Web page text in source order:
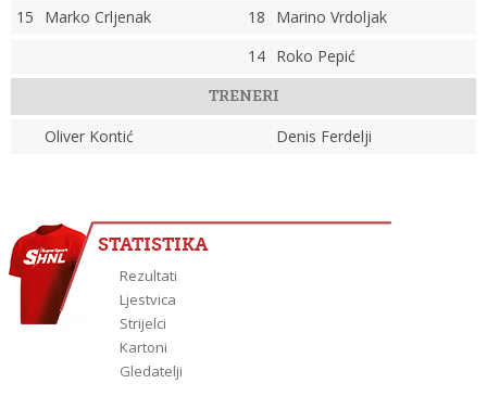
15
Marko Crljenak 18
Marino Vrdoljak
14 Roko Pepić
TRENERI
Oliver Kontić Denis Ferdelji
STATISTIKA
Rezultati
Ljestvica
Strijelci
Kartoni
Gledatelji